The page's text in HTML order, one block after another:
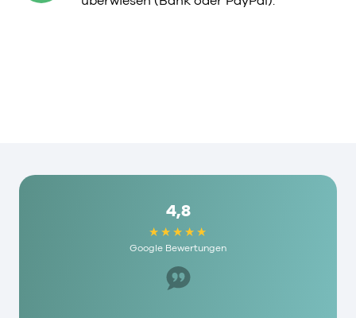
4,8
Google Bewertungen